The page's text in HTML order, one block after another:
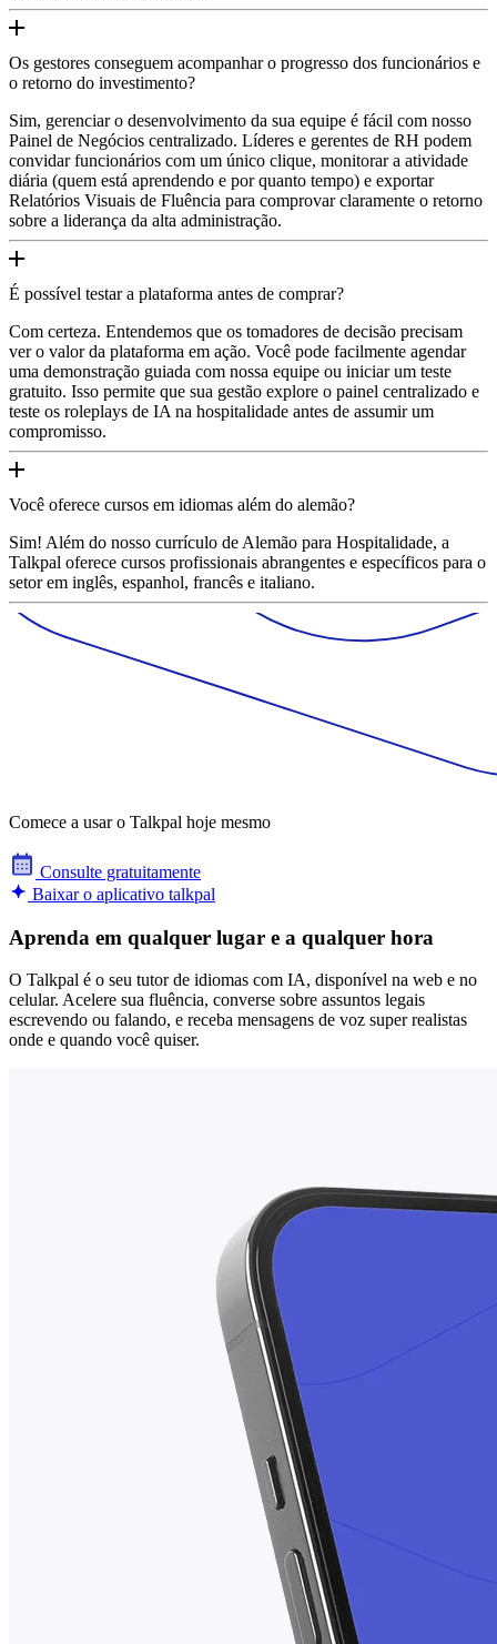
Os gestores conseguem acompanhar o progresso dos funcionários e
o retorno do investimento?
Sim, gerenciar o desenvolvimento da sua equipe é fácil com nosso
Painel de Negócios centralizado. Líderes e gerentes de RH podem
convidar funcionários com um único clique, monitorar a atividade
diária (quem está aprendendo e por quanto tempo) e exportar
Relatórios Visuais de Fluência para comprovar claramente o retorno
sobre a liderança da alta administração.
É possível testar a plataforma antes de comprar?
Com certeza. Entendemos que os tomadores de decisão precisam
ver o valor da plataforma em ação. Você pode facilmente agendar
uma demonstração guiada com nossa equipe ou iniciar um teste
gratuito. Isso permite que sua gestão explore o painel centralizado e
teste os roleplays de IA na hospitalidade antes de assumir um
compromisso.
Você oferece cursos em idiomas além do alemão?
Sim! Além do nosso currículo de Alemão para Hospitalidade, a
Talkpal oferece cursos profissionais abrangentes e específicos para o
setor em inglês, espanhol, francês e italiano.
Comece a usar o Talkpal hoje mesmo
Consulte gratuitamente
Baixar o aplicativo talkpal
Aprenda em qualquer lugar e a qualquer hora
O Talkpal é o seu tutor de idiomas com IA, disponível na web e no
celular. Acelere sua fluência, converse sobre assuntos legais
escrevendo ou falando, e receba mensagens de voz super realistas
onde e quando você quiser.